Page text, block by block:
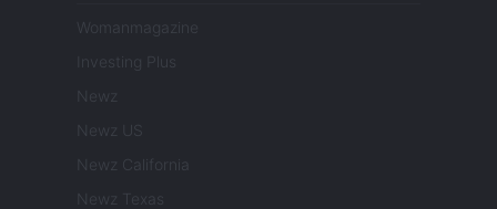
Womanmagazine
Investing Plus
Newz
Newz US
Newz California
Newz Texas